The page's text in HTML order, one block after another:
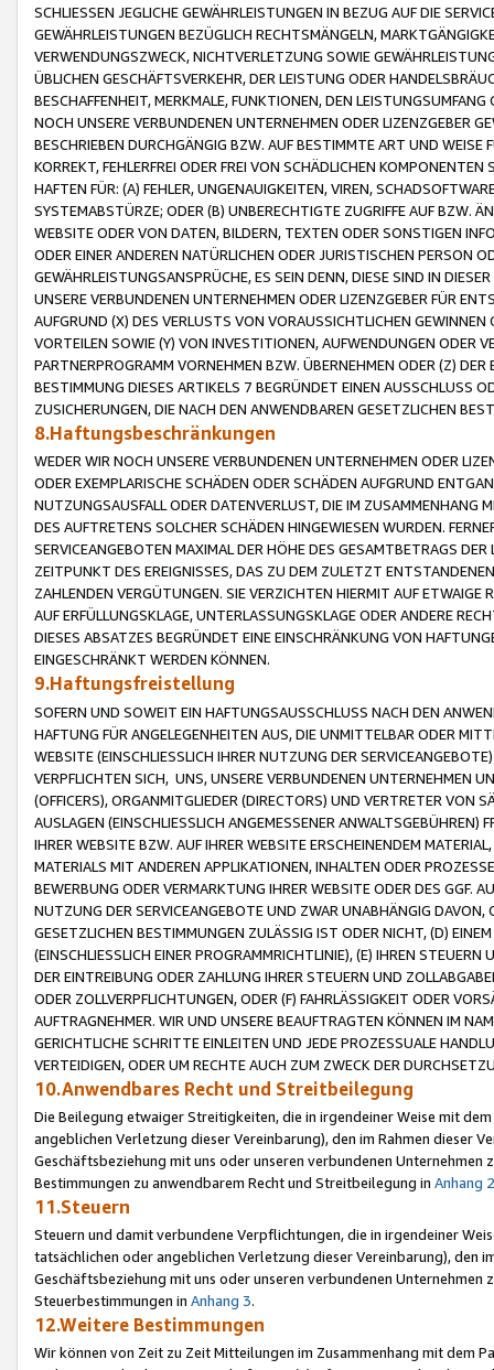
SCHLIESSEN JEGLICHE GEWÄHRLEISTUNGEN IN BEZUG AUF DIE
GEWÄHRLEISTUNGEN BEZÜGLICH RECHTSMÄNGELN,
VERWENDUNGSZWECK, NICHTVERLETZUNG SOWIE
ÜBLICHEN GESCHÄFTSVERKEHR, DER LEISTUNG ODER
BESCHAFFENHEIT, MERKMALE, FUNKTIONEN, DEN
NOCH UNSERE VERBUNDENEN UNTERNEHMEN ODER LIZENZGEBER
BESCHRIEBEN DURCHGÄNGIG BZW. AUF BESTIMMTE ART UND
KORREKT, FEHLERFREI ODER FREI VON SCHÄDLICHEN
HAFTEN FÜR: (A) FEHLER, UNGENAUIGKEITEN, VIREN,
SYSTEMABSTÜRZE; ODER (B) UNBERECHTIGTE ZUGRIFFE AUF BZW.
WEBSITE ODER VON DATEN, BILDERN, TEXTEN ODER SONSTIGEN
ODER EINER ANDEREN NATÜRLICHEN ODER JURISTISCHEN PERSON
GEWÄHRLEISTUNGSANSPRÜCHE, ES SEIN DENN, DIESE SIND IN
UNSERE VERBUNDENEN UNTERNEHMEN ODER LIZENZGEBER FÜR
AUFGRUND (X) DES VERLUSTS VON VORAUSSICHTLICHEN
VORTEILEN SOWIE (Y) VON INVESTITIONEN, AUFWENDUNGEN ODER
PARTNERPROGRAMM VORNEHMEN BZW. ÜBERNEHMEN ODER (Z)
BESTIMMUNG DIESES ARTIKELS 7 BEGRÜNDET EINEN AUSSCHLUSS
ZUSICHERUNGEN, DIE NACH DEN ANWENDBAREN GESETZLICHEN
8.Haftungsbeschränkungen
WEDER WIR NOCH UNSERE VERBUNDENEN UNTERNEHMEN ODER
ODER EXEMPLARISCHE SCHÄDEN ODER SCHÄDEN AUFGRUND
NUTZUNGSAUSFALL ODER DATENVERLUST, DIE IM ZUSAMMENHANG
DES AUFTRETENS SOLCHER SCHÄDEN HINGEWIESEN WURDEN.
SERVICEANGEBOTEN MAXIMAL DER HÖHE DES GESAMTBETRAGS
ZEITPUNKT DES EREIGNISSES, DAS ZU DEM ZULETZT
ZAHLENDEN VERGÜTUNGEN. SIE VERZICHTEN HIERMIT AUF
AUF ERFÜLLUNGSKLAGE, UNTERLASSUNGSKLAGE ODER ANDERE
DIESES ABSATZES BEGRÜNDET EINE EINSCHRÄNKUNG VON
EINGESCHRÄNKT WERDEN KÖNNEN.
9.Haftungsfreistellung
SOFERN UND SOWEIT EIN HAFTUNGSAUSSCHLUSS NACH DEN
HAFTUNG FÜR ANGELEGENHEITEN AUS, DIE UNMITTELBAR ODER
WEBSITE (EINSCHLIESSLICH IHRER NUTZUNG DER
VERPFLICHTEN SICH, UNS, UNSERE VERBUNDENEN UNTERNEHMEN
(OFFICERS), ORGANMITGLIEDER (DIRECTORS) UND VERTRETER VON
AUSLAGEN (EINSCHLIESSLICH ANGEMESSENER
IHRER WEBSITE BZW. AUF IHRER WEBSITE ERSCHEINENDEM
MATERIALS MIT ANDEREN APPLIKATIONEN, INHALTEN ODER
BEWERBUNG ODER VERMARKTUNG IHRER WEBSITE ODER DES GGF.
NUTZUNG DER SERVICEANGEBOTE UND ZWAR UNABHÄNGIG
GESETZLICHEN BESTIMMUNGEN ZULÄSSIG IST ODER NICHT, (D)
(EINSCHLIESSLICH EINER PROGRAMMRICHTLINIE), (E) IHREN
DER EINTREIBUNG ODER ZAHLUNG IHRER STEUERN UND
ODER ZOLLVERPFLICHTUNGEN, ODER (F) FAHRLÄSSIGKEIT ODER
AUFTRAGNEHMER. WIR UND UNSERE BEAUFTRAGTEN KÖNNEN IM
GERICHTLICHE SCHRITTE EINLEITEN UND JEDE PROZESSUALE
VERTEIDIGEN, ODER UM RECHTE AUCH ZUM ZWECK DER
10.Anwendbares Recht und Streitbeilegung
Die Beilegung etwaiger Streitigkeiten, die in irgendeiner Weise mit
angeblichen Verletzung dieser Vereinbarung), den im Rahmen dieser
Geschäftsbeziehung mit uns oder unseren verbundenen
Bestimmungen zu anwendbarem Recht und Streitbeilegung in Anhang 2
11.Steuern
Steuern und damit verbundene Verpflichtungen, die in irgendeiner
tatsächlichen oder angeblichen Verletzung dieser Vereinbarung), den
Geschäftsbeziehung mit uns oder unseren verbundenen
Steuerbestimmungen in Anhang 3.
12.Weitere Bestimmungen
Wir können von Zeit zu Zeit Mitteilungen im Zusammenhang mit dem